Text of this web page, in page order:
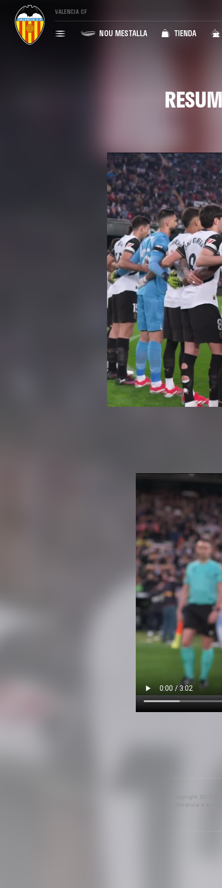
VALENCIA CF
NOU MESTALLA TIENDA
Copyright 2013-
referencia a su